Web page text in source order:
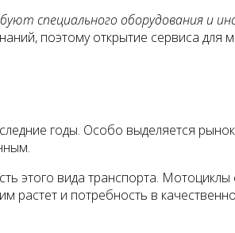
специального оборудования и
поэтому открытие сервиса для
годы. Особо выделяется
этого вида транспорта. Мотоциклы
растет и потребность в